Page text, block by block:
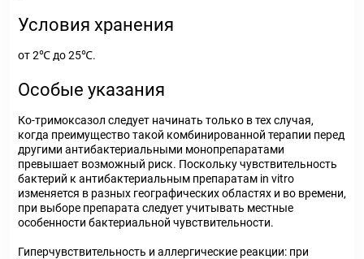
Условия хранения
от 2℃ до 25℃.
Особые указания
Ко-тримоксазол следует начинать только в тех случая,
когда преимущество такой комбинированной терапии перед
другими антибактериальными монопрепаратами
превышает возможный риск. Поскольку чувствительность
бактерий к антибактериальным препаратам in vitro
изменяется в разных географических областях и во времени,
при выборе препарата следует учитывать местные
особенности бактериальной чувствительности.
Гиперчувствительность и аллергические реакции: при